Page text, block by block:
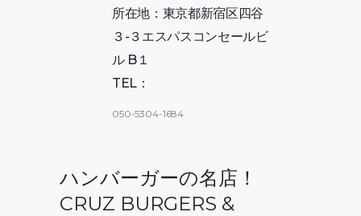
所在地：東京都新宿区四谷
３-３エスパスコンセールビ
ル B１
TEL：
050-5304-1684
ハンバーガーの名店！
CRUZ BURGERS &